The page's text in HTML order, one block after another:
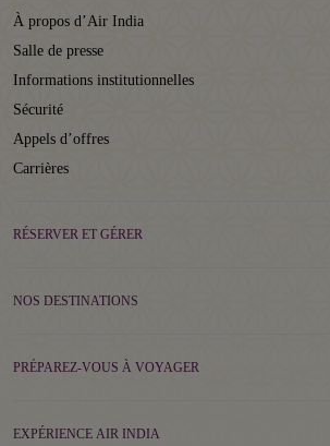
À propos d’Air India
Salle de presse
Informations institutionnelles
Sécurité
Appels d’offres
Carrières
RÉSERVER ET GÉRER
NOS DESTINATIONS
PRÉPAREZ-VOUS À VOYAGER
EXPÉRIENCE AIR INDIA